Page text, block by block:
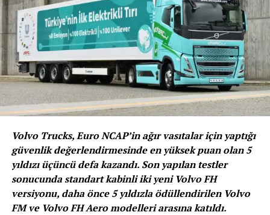
otomobile kıyasla çeşitli avantajlar da sağlıyor. Dünyanın
en büyük otomotiv markalarından PEUGEOT ise station
wagon geleneğini geçtiğimiz günlerde tanıttığı ve
tasarımıyla oldukça ilgi çeken yeni 308 SW ile
sürdürüyor. PEUGEOT’nun köklü station wagon tarihi
günümüzden 70 yıl öncesine kadar uzanıyor.
Volvo Trucks, Euro NCAP’in ağır vasıtalar için yaptığı
güvenlik değerlendirmesinde en yüksek puan olan 5
yıldızı üçüncü defa kazandı. Son yapılan testler
sonucunda standart kabinli iki yeni Volvo FH
versiyonu, daha önce 5 yıldızla ödüllendirilen Volvo
FM ve Volvo FH Aero modelleri arasına katıldı.